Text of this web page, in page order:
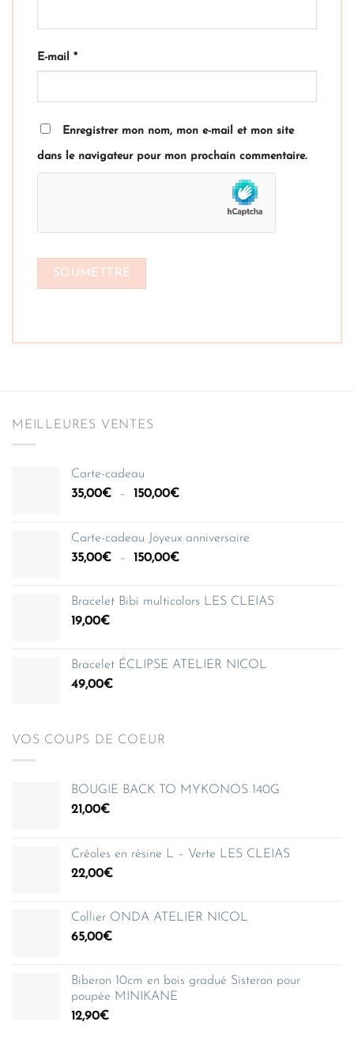
E-mail *
Enregistrer mon nom, mon e-mail et mon site
dans le navigateur pour mon prochain commentaire.
MEILLEURES VENTES
Carte-cadeau
35,00€ – 150,00€Plage
35,00€
à
Carte-cadeau Joyeux anniversaire
35,00€ – 150,00€Plage
35,00€
Bracelet Bibi multicolors LES CLEIAS
19,00€
Bracelet ÉCLIPSE ATELIER NICOL
49,00€
VOS COUPS DE COEUR
BOUGIE BACK TO MYKONOS 140G
21,00€
Créoles en résine L – Verte LES CLEIAS
22,00€
Collier ONDA ATELIER NICOL
65,00€
Biberon 10cm en bois gradué Sisteron pour
poupée MINIKANE
12,90€